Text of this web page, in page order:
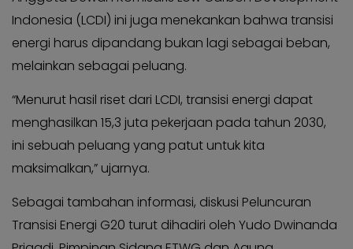
Indonesia (LCDI) ini juga menekankan bahwa transisi
energi harus dipandang bukan lagi sebagai beban,
melainkan sebagai peluang.
“Menurut hasil riset dari LCDI, transisi energi dapat
menghasilkan 15,3 juta pekerjaan pada tahun 2030,
ini sebuah peluang yang patut untuk kita
maksimalkan,” ujarnya.
Sebagai tambahan informasi, diskusi Peluncuran
Transisi Energi G20 turut dihadiri oleh Yudo Dwinanda